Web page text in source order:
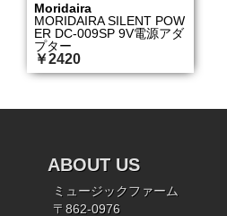
Moridaira
MORIDAIRA SILENT POW
ER DC-009SP 9V電源アダ
プター
￥2420
ABOUT US
ミュージックファーム
〒862-0976